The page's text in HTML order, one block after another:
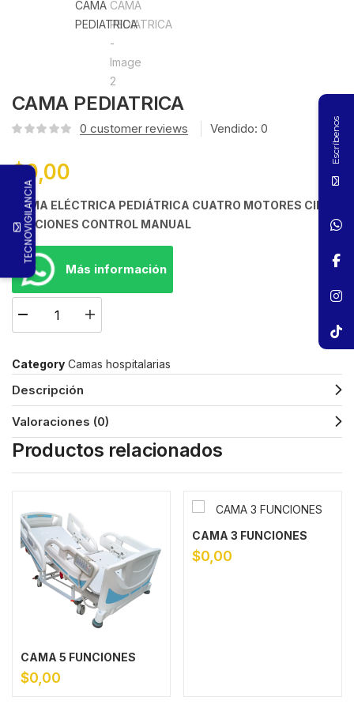
CAMA PEDIATRICA
0 customer reviews Vendido: 0
$0,00
CAMA ELÉCTRICA PEDIÁTRICA CUATRO MOTORES CINCO
FUNCIONES CONTROL MANUAL
Más información
Category Camas hospitalarias
Descripción
Valoraciones (0)
Productos relacionados
CAMA 5 FUNCIONES
$0,00
CAMA 3 FUNCIONES
$0,00
Escríbenos
TECNOVIGILANCIA